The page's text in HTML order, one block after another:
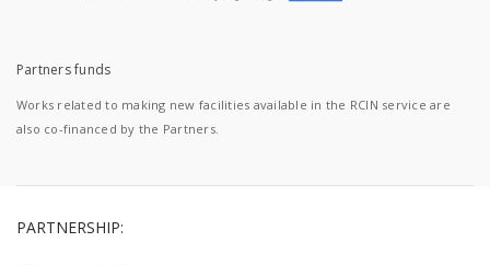
Partners funds
Works related to making new facilities available in the RCIN service are
also co-financed by the Partners.
PARTNERSHIP: